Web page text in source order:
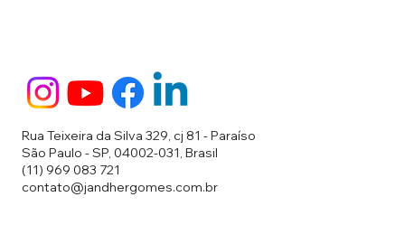
Rua Teixeira da Silva 329, cj 81 - Paraíso
São Paulo - SP, 04002-031, Brasil
(11) 969 083 721
contato@jandhergomes.com.br